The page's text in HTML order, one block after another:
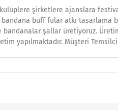
şirketlere ajanslara
buff fular atkı tasarlama
şallar üretiyoruz.
yapılmaktadır. Müşteri